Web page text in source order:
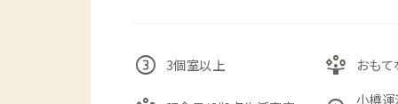
counter_3 3個室以上 person_play おも
小樽